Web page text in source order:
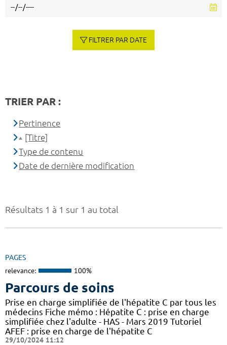
Résultats 1 à 1 sur 1 au total
PAGES
relevance: 100%
Parcours de soins
Prise en charge simplifiée de l'hépatite C par tous les
médecins Fiche mémo : Hépatite C : prise en charge
simplifiée chez l'adulte - HAS - Mars 2019 Tutoriel
AFEF : prise en charge de l'hépatite C
29/10/2024 11:12
FILTRER PAR DATE
TRIER PAR :
Pertinence
[Titre]
Type de contenu
Date de dernière modification